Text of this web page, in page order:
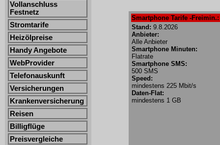
Vollanschluss
Festnetz
Stromtarife
Heizölpreise
Handy Angebote
WebProvider
Telefonauskunft
Versicherungen
Krankenversicherung
Reisen
Billigflüge
Preisvergleiche
Smartphone Tarife -
Stand: 9.8.2026
Anbieter:
Alle Anbieter
Smartphone Minuten:
Flatrate
Smartphone SMS:
500 SMS
Speed:
mindestens 225 Mbit/s
Daten-Flat:
mindestens 1 GB